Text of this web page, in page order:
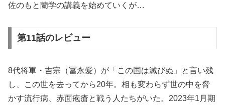
佐のもと蘭学の講義を始めていくが…
第11話のレビュー
8代将軍・吉宗（冨永愛）が「この国は滅びぬ」と言い残
し、この世を去ってから20年。相も変わらず世の中を脅
かす流行病、赤面疱瘡と戦う人たちがいた。2023年1月期